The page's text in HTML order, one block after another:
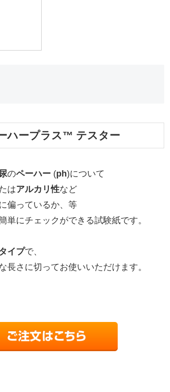
ハープラス™️ テスター
尿のペーハー (ph)について
はアルカリ性など
偏っているか、等
単にチェックができる試験紙です。
イプで、
長さに切ってお使いいただけます。